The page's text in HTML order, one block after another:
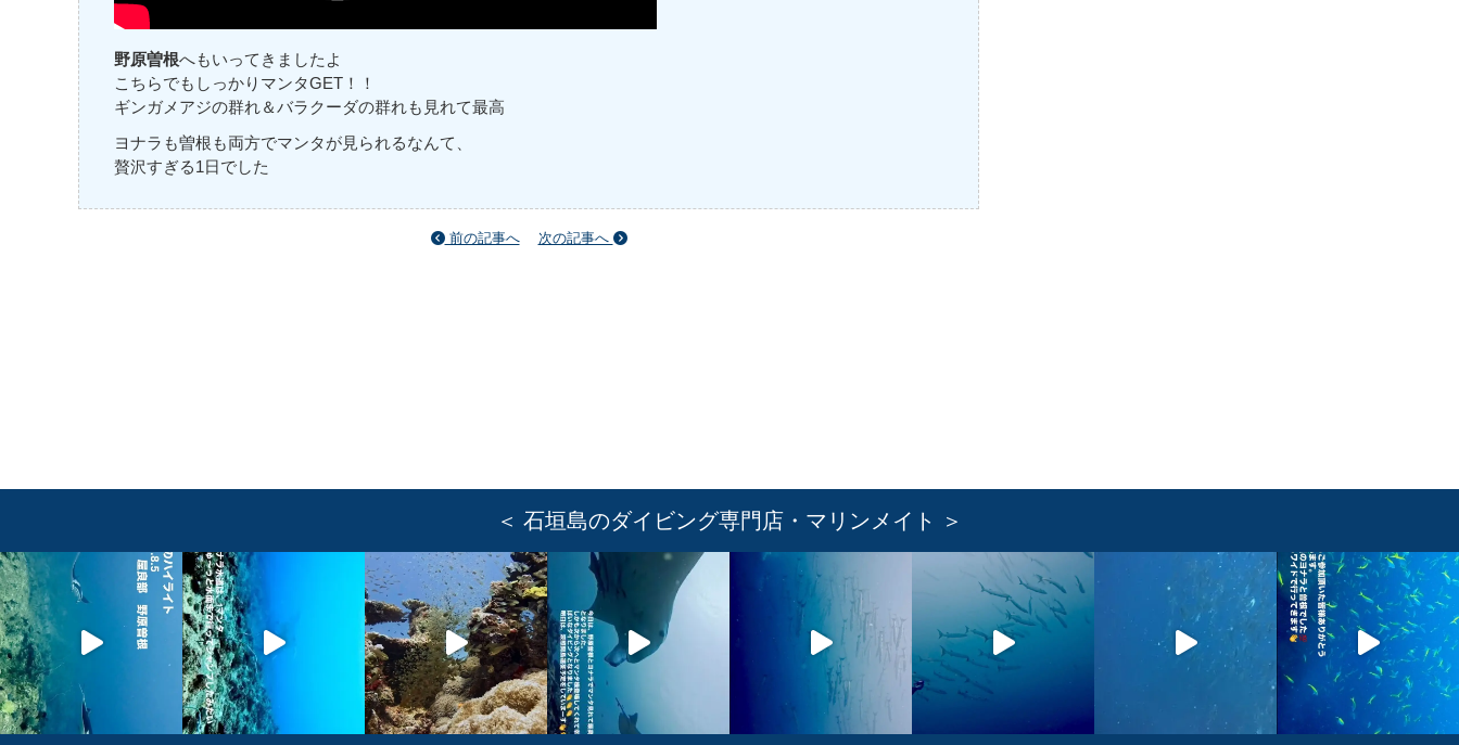
野原曽根へもいってきましたよ
こちらでもしっかりマンタGET！！
ギンガメアジの群れ＆バラクーダの群れも見れて最高
ヨナラも曽根も両方でマンタが見られるなんて、
贅沢すぎる1日でした
前の記事へ 次の記事へ
＜ 石垣島のダイビング専門店・マリンメイト ＞